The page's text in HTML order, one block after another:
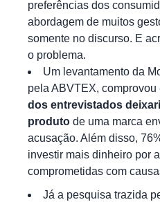
preferências dos
abordagem de muitos
somente no discurso. E
o problema.
Um levantamento da
pela ABVTEX, comprovou
dos entrevistados
produto de uma marca
acusação. Além disso,
investir mais dinheiro por
comprometidas com
Já a pesquisa trazida